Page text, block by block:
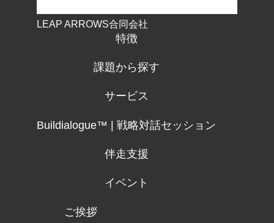
LEAP ARROWS合同会社
特徴
課題から探す
サービス
Buildialogue™ | 戦略対話セッション
伴走支援
イベント
ご挨拶